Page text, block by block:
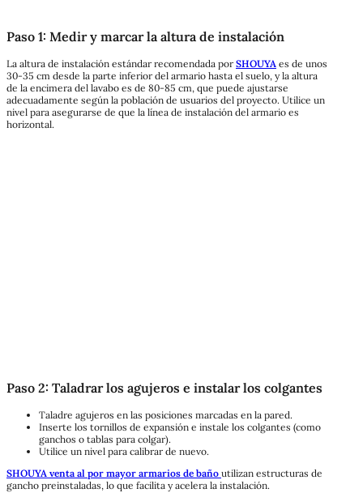
Paso 1: Medir y marcar la altura de instalación
La altura de instalación estándar recomendada por SHOUYA es de unos
30-35 cm desde la parte inferior del armario hasta el suelo, y la altura
de la encimera del lavabo es de 80-85 cm, que puede ajustarse
adecuadamente según la población de usuarios del proyecto. Utilice un
nivel para asegurarse de que la línea de instalación del armario es
horizontal.
Paso 2: Taladrar los agujeros e instalar los colgantes
Taladre agujeros en las posiciones marcadas en la pared.
Inserte los tornillos de expansión e instale los colgantes (como
ganchos o tablas para colgar).
Utilice un nivel para calibrar de nuevo.
SHOUYA venta al por mayor armarios de baño utilizan estructuras de
gancho preinstaladas, lo que facilita y acelera la instalación.